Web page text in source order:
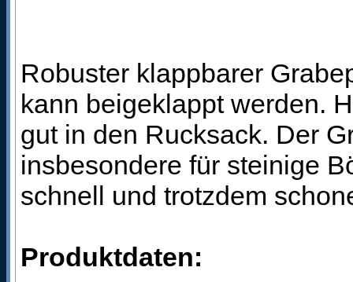
Robuster klappbarer
kann beigeklappt werden.
gut in den Rucksack. Der
insbesondere für steinige
schnell und trotzdem
Produktdaten: